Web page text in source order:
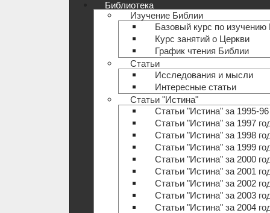
Библиотека
Изучение Библии
Базовый курс по изучению
Курс занятий о Церкви
График чтения Библии
Статьи
Исследования и мысли
Интересные статьи
Статьи "Истина"
Статьи "Истина" за 1995-
Статьи "Истина" за 1997
Статьи "Истина" за 1998
Статьи "Истина" за 1999
Статьи "Истина" за 2000
Статьи "Истина" за 2001
Статьи "Истина" за 2002
Статьи "Истина" за 2003
Статьи "Истина" за 2004